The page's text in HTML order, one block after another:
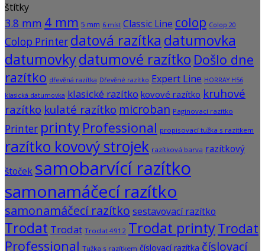
štítky
3.8 mm 4 mm 5 mm 6 míst Classic Line colop Colop 20
Colop Printer datová razítka datumovka
datumovkydatumové razítko Došlo dne
razítko dřevěná razítka Dřevěné razítko Expert Line HORRAY H56
klasická datumovka klasické razítko kovové razítko kruhové
razítko kulaté razítko microban Paginovací razítko
Printer printy Professional propisovací tužka s razítkem
razítko kovový strojek razítková barva razítkový
štoček samobarvící razítko
samonamáčecí razítko
samonamáčecí razítko sestavovací razítko
Trodat Trodat Trodat 4912 Trodat printyTrodat
Professional Tužka s razítkem číslovací razítka číslovací